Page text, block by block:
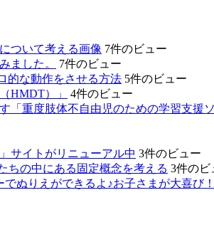
ついて考える画像 7件のビュー
ました。
7件のビュー
的な動作をさせる方法 5件のビュー
HMDT）」
4件のビュー
「重度肢体不自由児のための学習支援ソ
サイトがリニューアル中 3件のビュー
ちの中にある固定概念を考える 3件のビ
ぬりえができるよ♪お子さまが大喜び！